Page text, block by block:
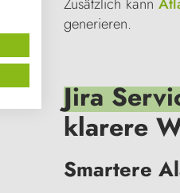
generieren.
Jira
klarere
Smartere